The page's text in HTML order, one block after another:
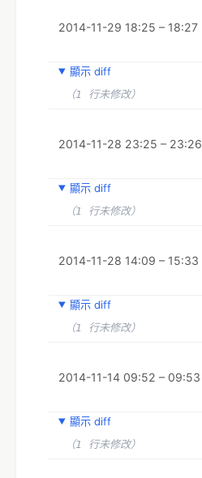
2014-11-29 18:25 – 18:27
顯示 diff
（1 行未修改）
2014-11-28 23:25 – 23:26
顯示 diff
（1 行未修改）
2014-11-28 14:09 – 15:33
顯示 diff
（1 行未修改）
2014-11-14 09:52 – 09:53
顯示 diff
（1 行未修改）